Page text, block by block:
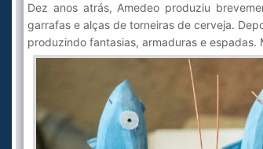
Dez anos atrás, Amedeo produziu
garrafas e alças de torneiras de cerveja.
produzindo fantasias, armaduras e